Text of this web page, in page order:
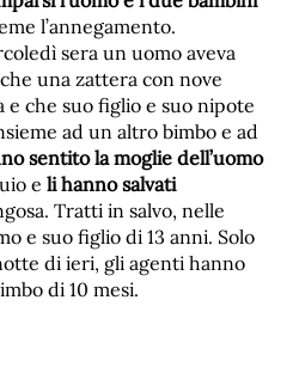
l’annegamento.
sera un uomo aveva
una zattera con nove
e che suo figlio e suo nipote
ad un altro bimbo e ad
sentito la moglie dell’uomo
e li hanno salvati
Tratti in salvo, nelle
e suo figlio di 13 anni. Solo
di ieri, gli agenti hanno
di 10 mesi.